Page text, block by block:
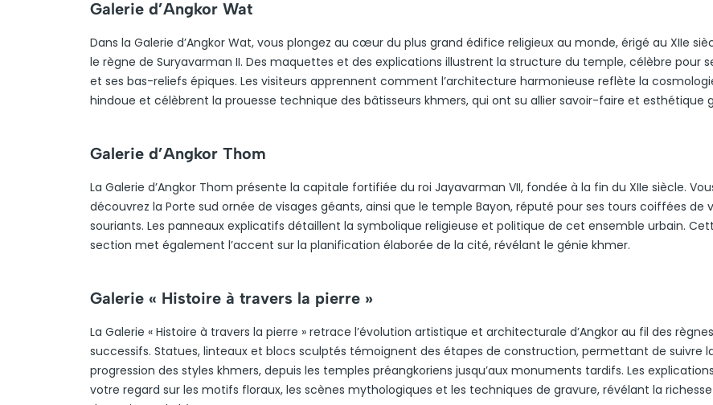
Galerie d’Angkor Wat
Dans la Galerie d’Angkor Wat, vous plongez au cœur du plus grand édifice religieux au monde, érigé au XIIe
le règne de Suryavarman II. Des maquettes et des explications illustrent la structure du temple, célèbre pour
et ses bas-reliefs épiques. Les visiteurs apprennent comment l’architecture harmonieuse reflète la
hindoue et célèbrent la prouesse technique des bâtisseurs khmers, qui ont su allier savoir-faire et esthétique
Galerie d’Angkor Thom
La Galerie d’Angkor Thom présente la capitale fortifiée du roi Jayavarman VII, fondée à la fin du XIIe siècle.
découvrez la Porte sud ornée de visages géants, ainsi que le temple Bayon, réputé pour ses tours coiffées de
souriants. Les panneaux explicatifs détaillent la symbolique religieuse et politique de cet ensemble urbain.
section met également l’accent sur la planification élaborée de la cité, révélant le génie khmer.
Galerie « Histoire à travers la pierre »
La Galerie « Histoire à travers la pierre » retrace l’évolution artistique et architecturale d’Angkor au fil des règnes
successifs. Statues, linteaux et blocs sculptés témoignent des étapes de construction, permettant de suivre
progression des styles khmers, depuis les temples préangkoriens jusqu’aux monuments tardifs. Les
votre regard sur les motifs floraux, les scènes mythologiques et les techniques de gravure, révélant la